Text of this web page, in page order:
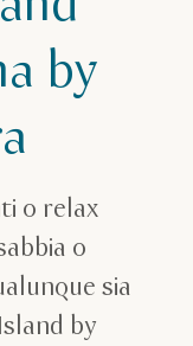
by
o relax
o
sia
by